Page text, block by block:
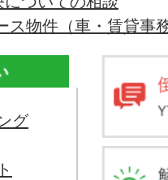
グ
ス物件（車・賃貸事